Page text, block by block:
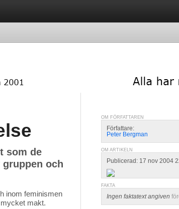
som de
och
inom feminismen
makt.
OM FÖRFATTAREN
Författare:
Peter Bergman
OM ARTIKELN
Publicerad: 17 nov 2004
FAKTA
Ingen faktatext angiven